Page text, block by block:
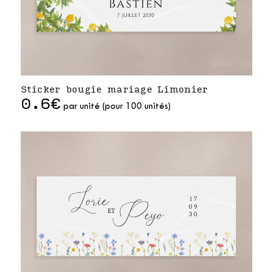
Sticker bougie mariage Limonier
0.6€ par unité (pour 100 unités)